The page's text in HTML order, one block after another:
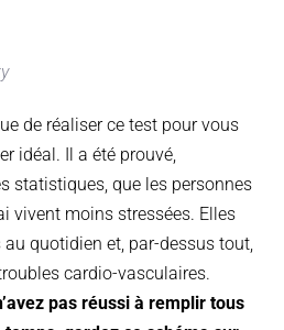
de réaliser ce test pour vous
idéal. Il a été prouvé,
statistiques, que les personnes
vivent moins stressées. Elles
quotidien et, par-dessus tout,
cardio-vasculaires.
pas réussi à remplir tous